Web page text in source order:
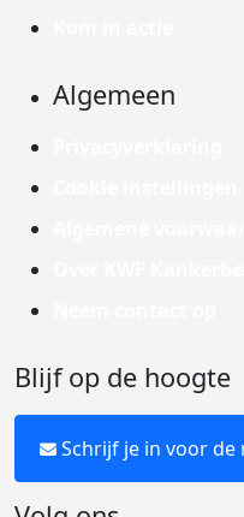
Algemeen
Blijf op de hoogte
Schrijf je in voor